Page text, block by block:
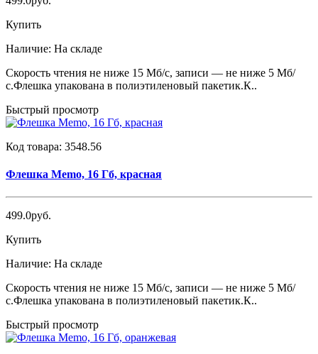
Купить
Наличие: На складе
Скорость чтения не ниже 15 Мб/с, записи — не ниже 5 Мб/
с.Флешка упакована в полиэтиленовый пакетик.К..
Быстрый просмотр
Код товара: 3548.56
Флешка Memo, 16 Гб, красная
499.0руб.
Купить
Наличие: На складе
Скорость чтения не ниже 15 Мб/с, записи — не ниже 5 Мб/
с.Флешка упакована в полиэтиленовый пакетик.К..
Быстрый просмотр